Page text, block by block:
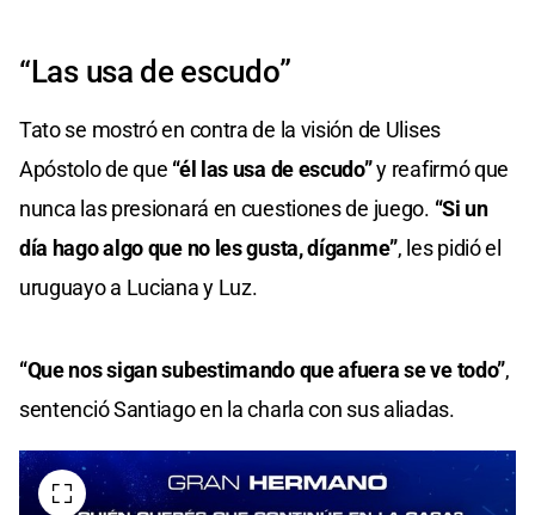
“Las usa de escudo”
Tato se mostró en contra de la visión de Ulises
Apóstolo de que “él las usa de escudo”y reafirmó que
nunca las presionará en cuestiones de juego. “Si un
día hago algo que no les gusta, díganme”, les pidió el
uruguayo a Luciana y Luz.
“Que nos sigan subestimando que afuera se ve todo”,
sentenció Santiago en la charla con sus aliadas.